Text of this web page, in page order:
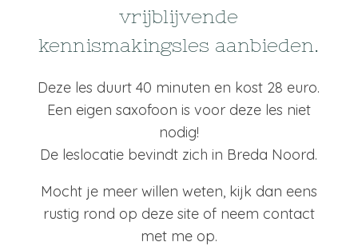
vrijblijvende
kennismakingsles aanbieden.
Deze les duurt 40 minuten en kost 28 euro.
Een eigen saxofoon is voor deze les niet
nodig!
De leslocatie bevindt zich in Breda Noord.
Mocht je meer willen weten, kijk dan eens
rustig rond op deze site of neem contact
met me op.